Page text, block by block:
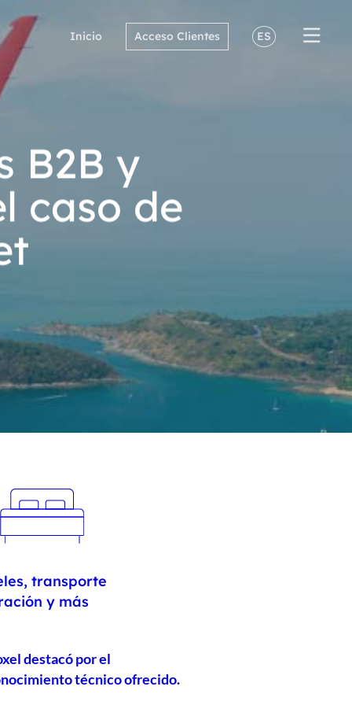
Inicio Acceso Clientes ES
B2B y
caso de
transporte
y más
destacó por el
técnico ofrecido.